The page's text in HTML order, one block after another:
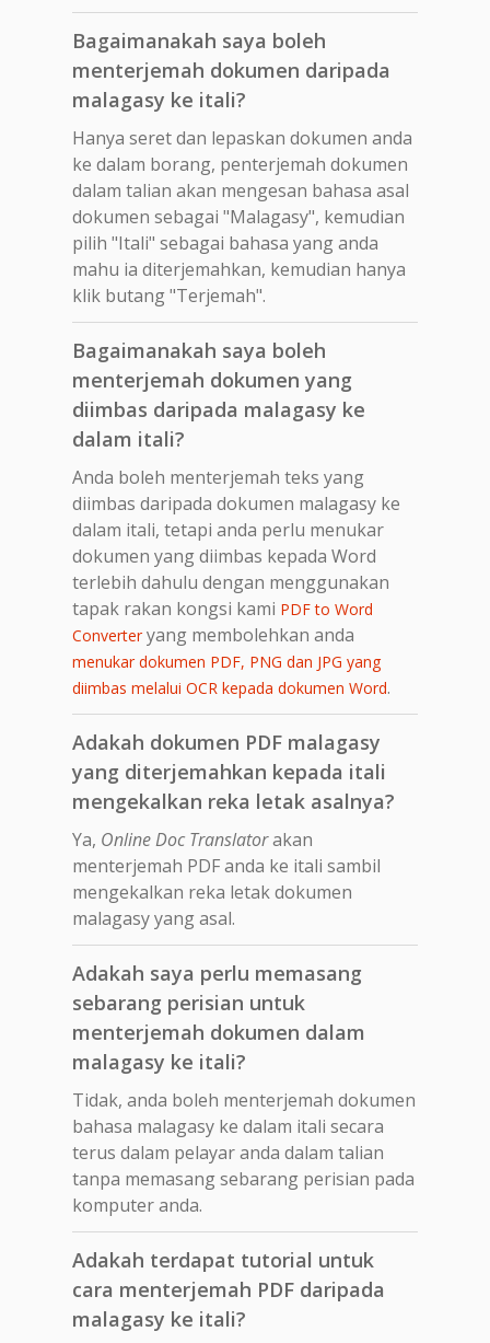
Bagaimanakah saya boleh
menterjemah dokumen daripada
malagasy ke itali?
Hanya seret dan lepaskan dokumen anda
ke dalam borang, penterjemah dokumen
dalam talian akan mengesan bahasa asal
dokumen sebagai "Malagasy", kemudian
pilih "Itali" sebagai bahasa yang anda
mahu ia diterjemahkan, kemudian hanya
klik butang "Terjemah".
Bagaimanakah saya boleh
menterjemah dokumen yang
diimbas daripada malagasy ke
dalam itali?
Anda boleh menterjemah teks yang
diimbas daripada dokumen malagasy ke
dalam itali, tetapi anda perlu menukar
dokumen yang diimbas kepada Word
terlebih dahulu dengan menggunakan
tapak rakan kongsi kami PDF to Word
Converteryang membolehkan anda
menukar dokumen PDF, PNG dan JPG yang
diimbas melalui OCR kepada dokumen Word.
Adakah dokumen PDF malagasy
yang diterjemahkan kepada itali
mengekalkan reka letak asalnya?
Ya, Online Doc Translatorakan
menterjemah PDF anda ke itali sambil
mengekalkan reka letak dokumen
malagasy yang asal.
Adakah saya perlu memasang
sebarang perisian untuk
menterjemah dokumen dalam
malagasy ke itali?
Tidak, anda boleh menterjemah dokumen
bahasa malagasy ke dalam itali secara
terus dalam pelayar anda dalam talian
tanpa memasang sebarang perisian pada
komputer anda.
Adakah terdapat tutorial untuk
cara menterjemah PDF daripada
malagasy ke itali?